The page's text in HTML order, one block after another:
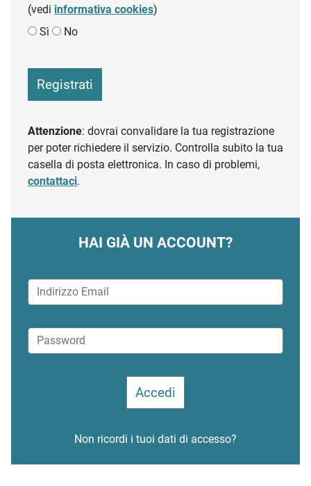
(vedi informativa cookies)
Sì
No
Registrati
Attenzione: dovrai convalidare la tua registrazione
per poter richiedere il servizio. Controlla subito la tua
casella di posta elettronica. In caso di problemi,
contattaci.
HAI GIÀ UN ACCOUNT?
Non ricordi i tuoi dati di accesso?